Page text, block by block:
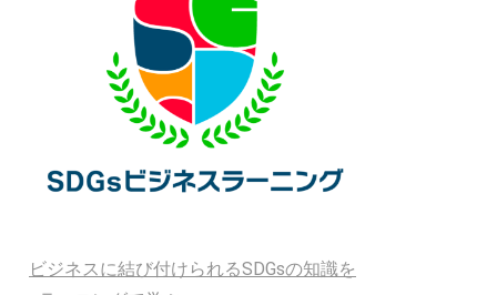
ビジネスに結び付けられるSDGsの知識を